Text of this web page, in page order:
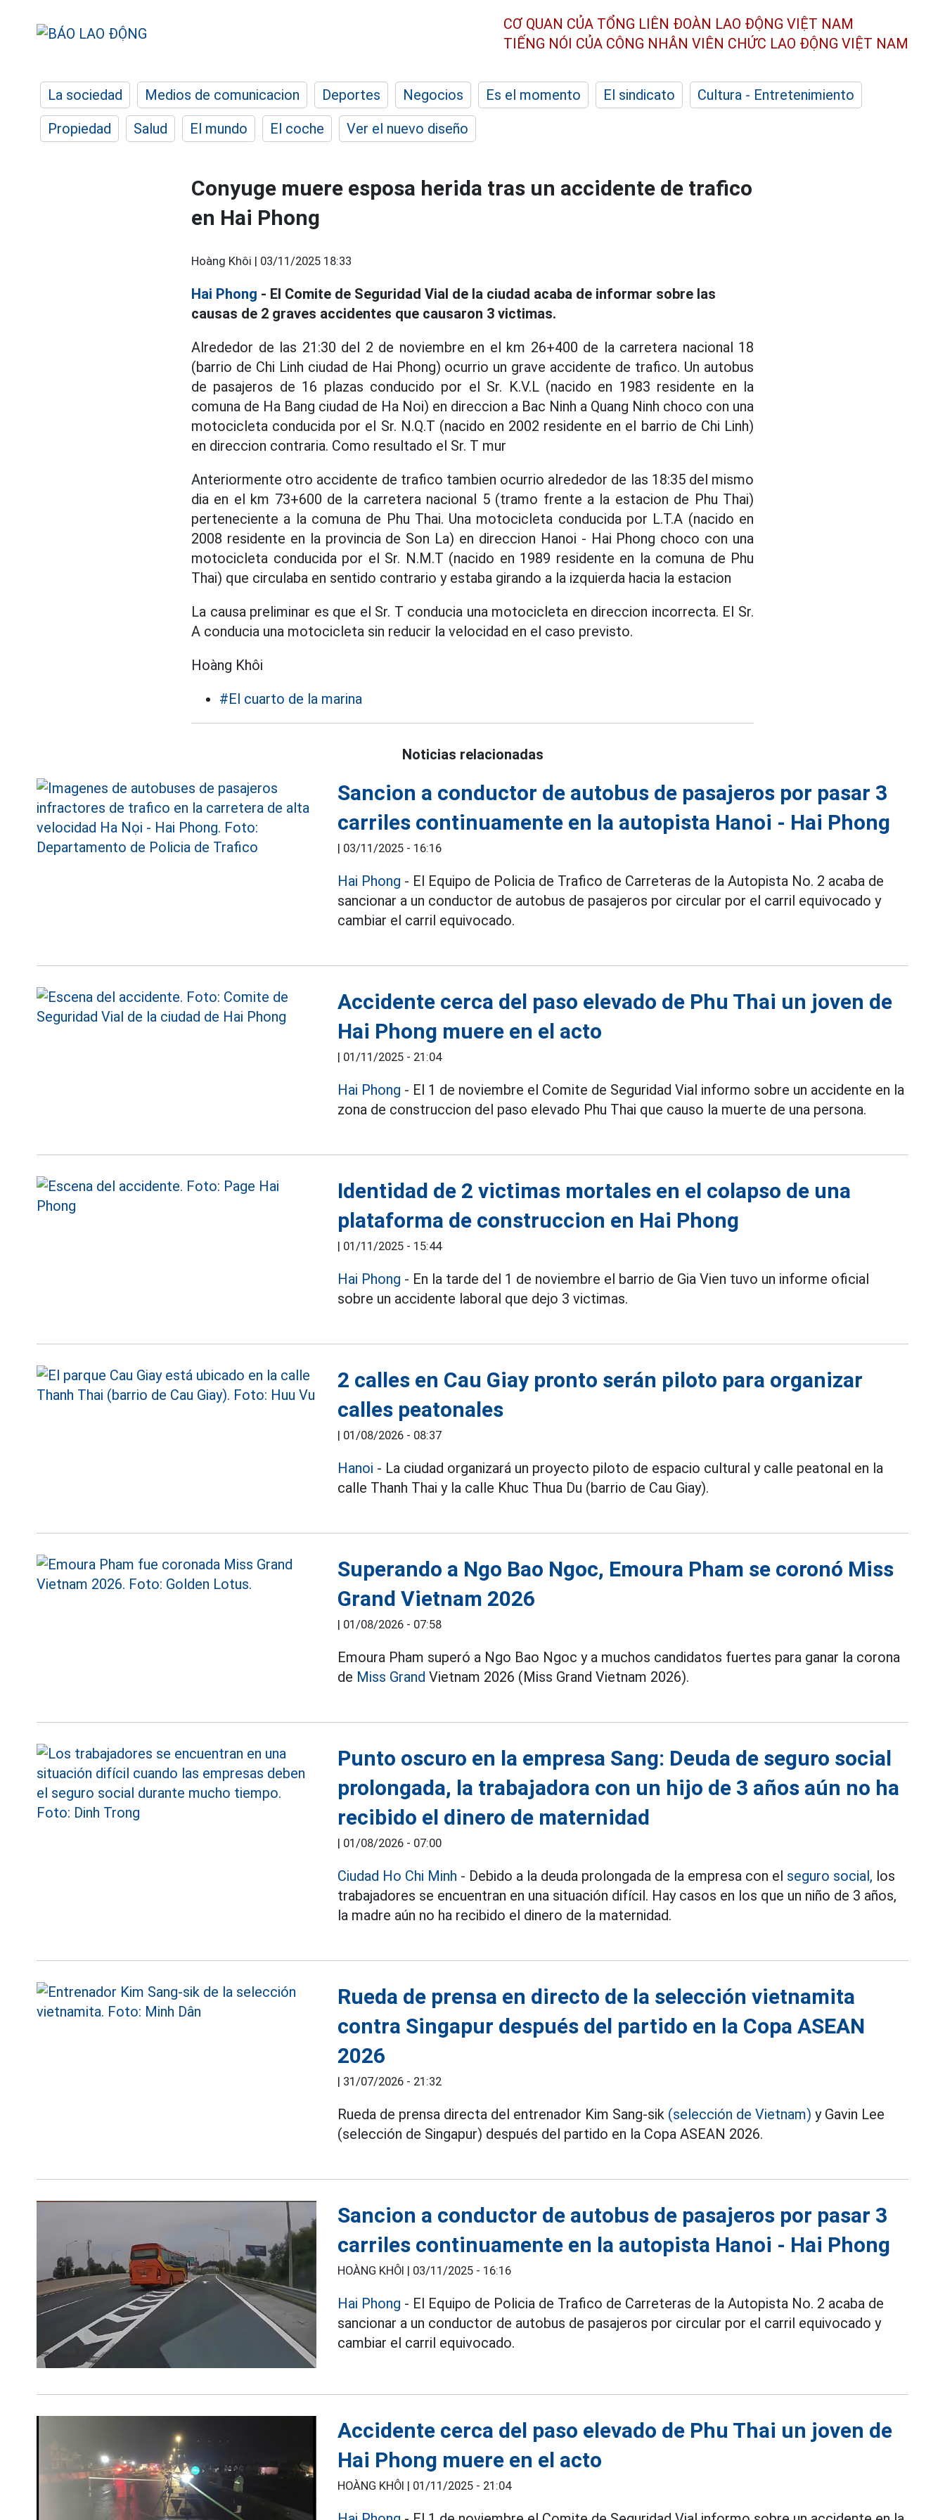
CƠ QUAN CỦA TỔNG LIÊN ĐOÀN LAO ĐỘNG VIỆT NAM
TIẾNG NÓI CỦA CÔNG NHÂN VIÊN CHỨC LAO ĐỘNG VIỆT NAM
La sociedad Medios de comunicacion Deportes Negocios Es el momento El sindicato
Cultura - Entretenimiento
Propiedad
Salud El mundo El coche Ver el nuevo diseño
Conyuge muere esposa herida tras un accidente de trafico
en Hai Phong
Hoàng Khôi | 03/11/2025 18:33
Hai Phong - El Comite de Seguridad Vial de la ciudad acaba de informar sobre las
causas de 2 graves accidentes que causaron 3 victimas.
Alrededor de las 21:30 del 2 de noviembre en el km 26+400 de la carretera nacional 18
(barrio de Chi Linh ciudad de Hai Phong) ocurrio un grave accidente de trafico. Un autobus
de pasajeros de 16 plazas conducido por el Sr. K.V.L (nacido en 1983 residente en la
comuna de Ha Bang ciudad de Ha Noi) en direccion a Bac Ninh a Quang Ninh choco con una
motocicleta conducida por el Sr. N.Q.T (nacido en 2002 residente en el barrio de Chi Linh)
en direccion contraria. Como resultado el Sr. T mur
Anteriormente otro accidente de trafico tambien ocurrio alrededor de las 18:35 del mismo
dia en el km 73+600 de la carretera nacional 5 (tramo frente a la estacion de Phu Thai)
perteneciente a la comuna de Phu Thai. Una motocicleta conducida por L.T.A (nacido en
2008 residente en la provincia de Son La) en direccion Hanoi - Hai Phong choco con una
motocicleta conducida por el Sr. N.M.T (nacido en 1989 residente en la comuna de Phu
Thai) que circulaba en sentido contrario y estaba girando a la izquierda hacia la estacion
La causa preliminar es que el Sr. T conducia una motocicleta en direccion incorrecta. El Sr.
A conducia una motocicleta sin reducir la velocidad en el caso previsto.
Hoàng Khôi
#El cuarto de la marina
Noticias relacionadas
Sancion a conductor de autobus de pasajeros por pasar 3
carriles continuamente en la autopista Hanoi - Hai Phong
| 03/11/2025 - 16:16
Hai Phong - El Equipo de Policia de Trafico de Carreteras de la Autopista No. 2 acaba de
sancionar a un conductor de autobus de pasajeros por circular por el carril equivocado y
cambiar el carril equivocado.
Accidente cerca del paso elevado de Phu Thai un joven de
Hai Phong muere en el acto
| 01/11/2025 - 21:04
Hai Phong - El 1 de noviembre el Comite de Seguridad Vial informo sobre un accidente en la
zona de construccion del paso elevado Phu Thai que causo la muerte de una persona.
Identidad de 2 victimas mortales en el colapso de una
plataforma de construccion en Hai Phong
| 01/11/2025 - 15:44
Hai Phong - En la tarde del 1 de noviembre el barrio de Gia Vien tuvo un informe oficial
sobre un accidente laboral que dejo 3 victimas.
2 calles en Cau Giay pronto serán piloto para organizar
calles peatonales
| 01/08/2026 - 08:37
Hanoi - La ciudad organizará un proyecto piloto de espacio cultural y calle peatonal en la
calle Thanh Thai y la calle Khuc Thua Du (barrio de Cau Giay).
Superando a Ngo Bao Ngoc, Emoura Pham se coronó Miss
Grand Vietnam 2026
| 01/08/2026 - 07:58
Emoura Pham superó a Ngo Bao Ngoc y a muchos candidatos fuertes para ganar la corona
de Miss Grand Vietnam 2026 (Miss Grand Vietnam 2026).
Punto oscuro en la empresa Sang: Deuda de seguro social
prolongada, la trabajadora con un hijo de 3 años aún no ha
recibido el dinero de maternidad
| 01/08/2026 - 07:00
Ciudad Ho Chi Minh - Debido a la deuda prolongada de la empresa con el seguro social, los
trabajadores se encuentran en una situación difícil. Hay casos en los que un niño de 3 años,
la madre aún no ha recibido el dinero de la maternidad.
Rueda de prensa en directo de la selección vietnamita
contra Singapur después del partido en la Copa ASEAN
2026
| 31/07/2026 - 21:32
Rueda de prensa directa del entrenador Kim Sang-sik (selección de Vietnam) y Gavin Lee
(selección de Singapur) después del partido en la Copa ASEAN 2026.
Sancion a conductor de autobus de pasajeros por pasar 3
carriles continuamente en la autopista Hanoi - Hai Phong
HOÀNG KHÔI | 03/11/2025 - 16:16
Hai Phong - El Equipo de Policia de Trafico de Carreteras de la Autopista No. 2 acaba de
sancionar a un conductor de autobus de pasajeros por circular por el carril equivocado y
cambiar el carril equivocado.
Accidente cerca del paso elevado de Phu Thai un joven de
Hai Phong muere en el acto
HOÀNG KHÔI | 01/11/2025 - 21:04